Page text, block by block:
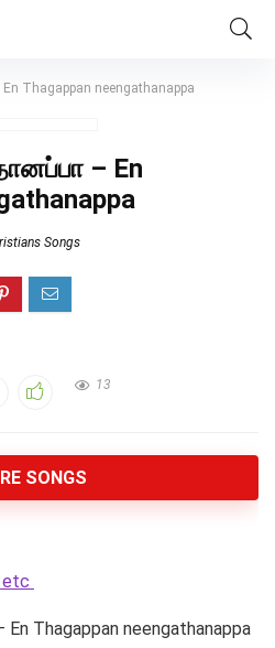
Thagappan neengathanappa
– En
Songs
13
SONGS
etc
Thagappan neengathanappa